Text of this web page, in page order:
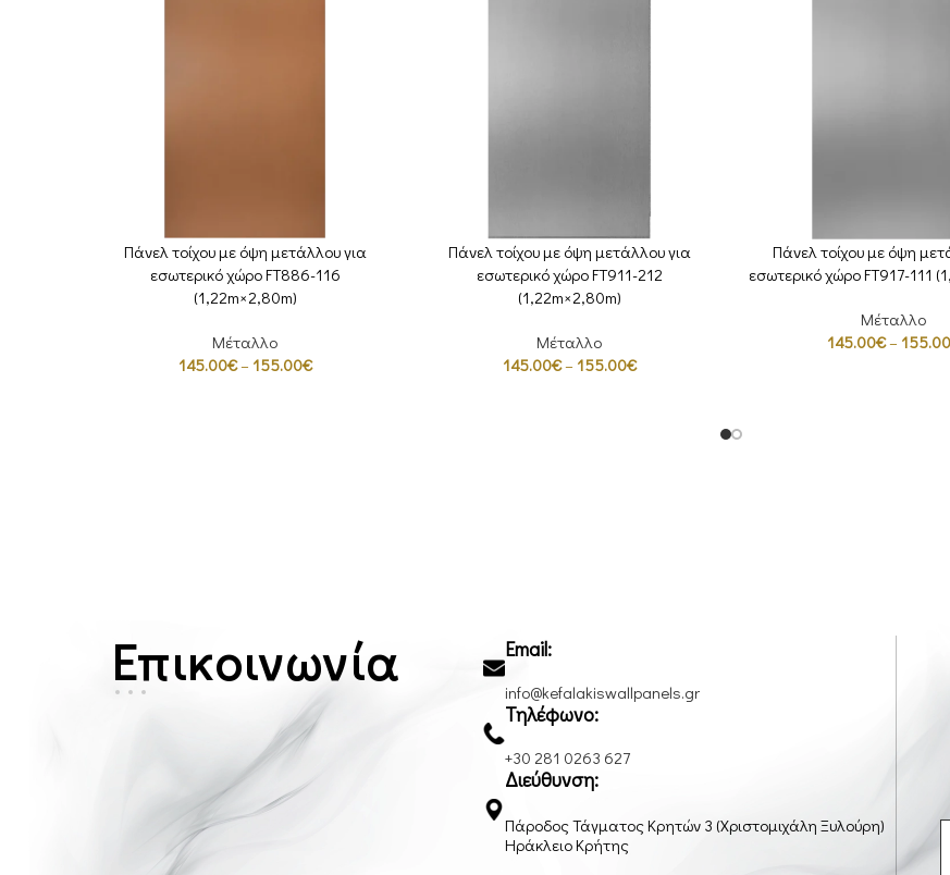
ΕΠΙΛΟΓΉ
Πάνελ τοίχου με όψη μετάλλου για
εσωτερικό χώρο FT886-116
(1,22m×2,80m)
Μέταλλο
145.00€– 155.00€
ΕΠΙΛΟΓΉ
Πάνελ τοίχου με όψη μετάλλου για
εσωτερικό χώρο FT911-212
(1,22m×2,80m)
Μέταλλο
145.00€– 155.00€
ΕΠΙΛΟΓΉ
Πάνελ τοίχου με όψη
εσωτερικό χώρο FT917-111
Μέταλλο
145.00€– 155.00
Επικοινωνία Email:
info@kefalakiswallpanels.gr
Τηλέφωνο:
+30 281 0263 627
Διεύθυνση:
Πάροδος Τάγματος Κρητών 3 (Χριστομιχάλη Ξυλούρη)
Ηράκλειο Κρήτης